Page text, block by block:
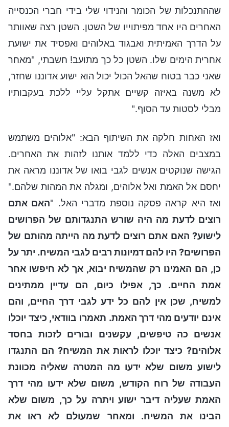
שההתנכלות של הכומר והנידוי שלי בידי חברי הכנסייה
האחרים היו אחד מפיתוייו של השטן. השטן רצה שאוותר
על הדרך האמיתית ואבגוד באלוהים ואפסיד את ישועת
אחרית הימים שלו. השטן כל כך מתועב! חשבתי, "מאחר
שאני כבר בטוח שהאל הכול יכול הוא ישוע אדוננו שחזר,
לא משנה באיזה קשיים אתקל עליי ללכת בעקבותיו
מבלי לסטות עד הסוף."
ואז האחות חלקה את השיתוף הבא: "אלוהים משתמש
במצבים האלה כדי ללמד אותנו לזהות את האחרים.
הגישה שנוקטים אנשים לגבי בואו של אדוננו מראה את
יחסם אל האמת ואל אלוהים, ומגלה את המהות שלהם."
ואז היא קראה פסקה נוספת מדברי האל. "האם אתם
רוצים לדעת מה היה שורש התנגדותם של הפרושים
לישוע? האם אתם רוצים לדעת מה הייתה מהותם של
הפרושים? היו להם דמיונות רבים לגבי המשיח. יתר על
כן, הם האמינו רק שהמשיח יבוא, אך לא חיפשו אחר
אמת החיים. כך, אפילו כיום, הם עדיין ממתינים
למשיח, שכן אין להם כל ידע לגבי דרך החיים, והם
אינם יודעים מהי דרך האמת. תאמרו בוודאי, כיצד יוכלו
אנשים כה טיפשים, עקשנים ובורים לזכות בחסד
אלוהים? כיצד יוכלו לראות את המשיח? הם התנגדו
לישוע משום שלא ידעו מה המטרה שאליה מכוונת
העבודה של רוח הקודש, משום שלא ידעו מהי דרך
האמת שעליה דיבר ישוע ויתרה על כך, משום שלא
הבינו את המשיח. ומאחר שמעולם לא ראו את